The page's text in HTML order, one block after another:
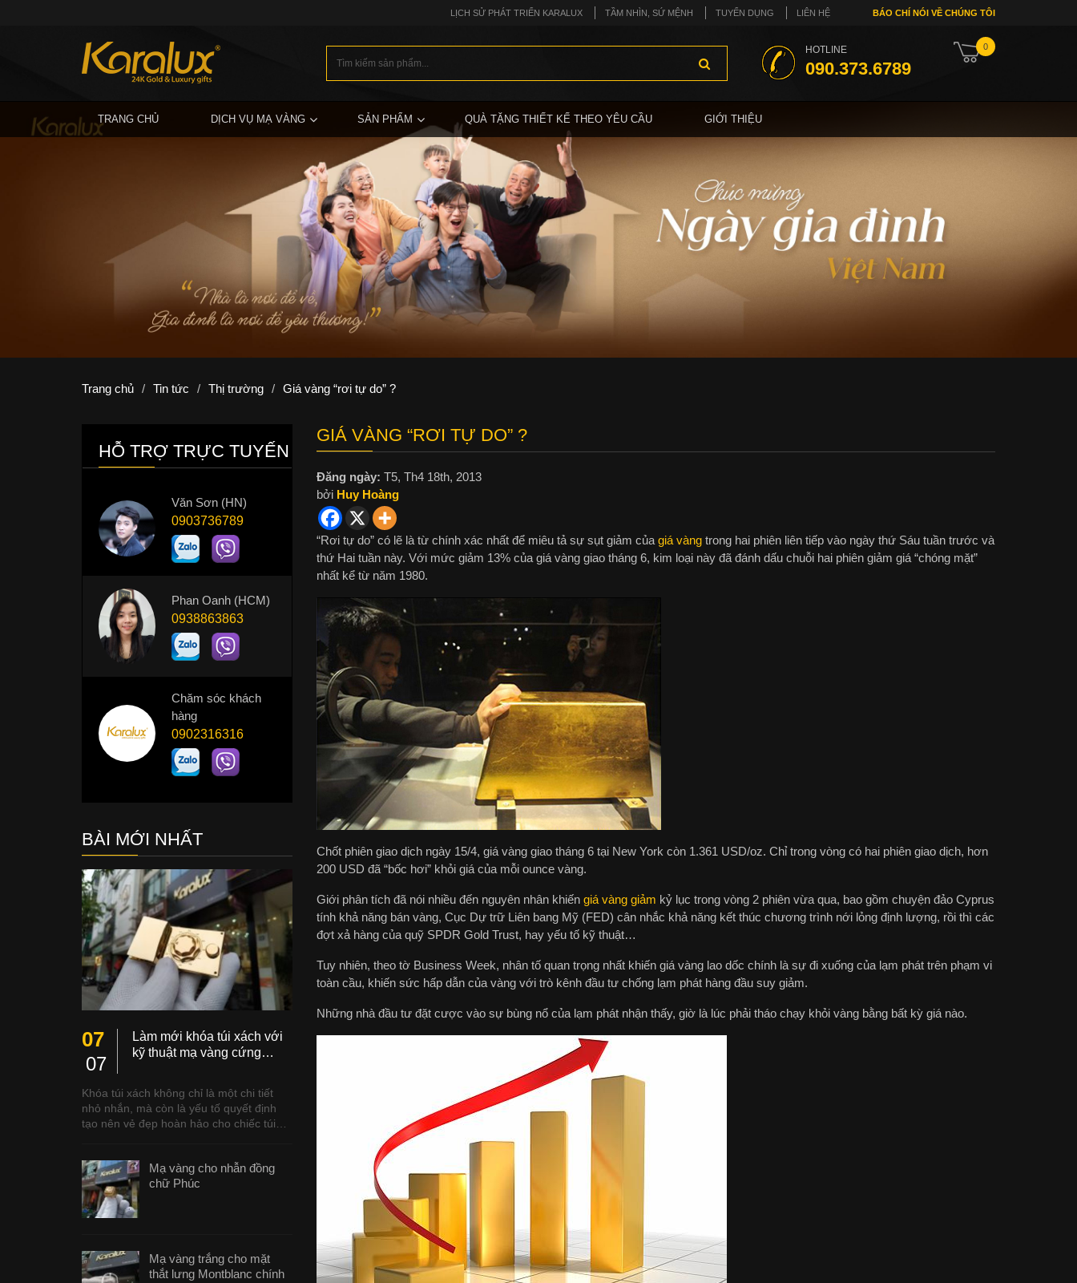
LỊCH SỬ PHÁT TRIỂN KARALUX TẦM NHÌN, SỨ MỆNH TUYỂN DỤNG LIÊN HỆ BÁO CHÍ NÓI VỀ CHÚNG TÔI
HOTLINE
090.373.6789
0
TRANG CHỦ DỊCH VỤ MẠ VÀNG SẢN PHẨM QUÀ TẶNG THIẾT KẾ THEO YÊU CẦU GIỚI THIỆU
Trang chủ / Tin tức / Thị trường / Giá vàng “rơi tự do” ?
GIÁ VÀNG “RƠI TỰ DO” ?
Đăng ngày: T5, Th4 18th, 2013
bởi Huy Hoàng
“Rơi tự do” có lẽ là từ chính xác nhất để miêu tả sự sụt giảm của giá vàngtrong hai phiên liên tiếp vào ngày thứ Sáu tuần trước và
thứ Hai tuần này. Với mức giảm 13% của giá vàng giao tháng 6, kim loại này đã đánh dấu chuỗi hai phiên giảm giá “chóng mặt”
nhất kể từ năm 1980.
Chốt phiên giao dịch ngày 15/4, giá vàng giao tháng 6 tại New York còn 1.361 USD/oz. Chỉ trong vòng có hai phiên giao dịch, hơn
200 USD đã “bốc hơi” khỏi giá của mỗi ounce vàng.
Giới phân tích đã nói nhiều đến nguyên nhân khiến giá vàng giảm kỷ lục trong vòng 2 phiên vừa qua, bao gồm chuyện đảo Cyprus
tính khả năng bán vàng, Cục Dự trữ Liên bang Mỹ (FED) cân nhắc khả năng kết thúc chương trình nới lỏng định lượng, rồi thì các
đợt xả hàng của quỹ SPDR Gold Trust, hay yếu tố kỹ thuật…
Tuy nhiên, theo tờ Business Week, nhân tố quan trọng nhất khiến giá vàng lao dốc chính là sự đi xuống của lạm phát trên phạm vi
toàn cầu, khiến sức hấp dẫn của vàng với trò kênh đầu tư chống lạm phát hàng đầu suy giảm.
Những nhà đầu tư đặt cược vào sự bùng nổ của lạm phát nhận thấy, giờ là lúc phải tháo chạy khỏi vàng bằng bất kỳ giá nào.
HỖ TRỢ TRỰC TUYẾN
Văn Sơn (HN)
0903736789
Phan Oanh (HCM)
0938863863
Chăm sóc khách
hàng
0902316316
BÀI MỚI NHẤT
07
07
Làm mới khóa túi xách với
kỹ thuật mạ vàng cứng…
Khóa túi xách không chỉ là một chi tiết
nhỏ nhắn, mà còn là yếu tố quyết định
tạo nên vẻ đẹp hoàn hảo cho chiếc túi…
Mạ vàng cho nhẫn đồng
chữ Phúc
Mạ vàng trắng cho mặt
thắt lưng Montblanc chính